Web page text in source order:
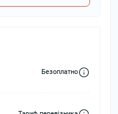
Безоплатно